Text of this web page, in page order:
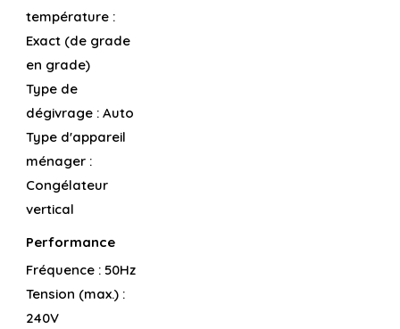
température :
Exact (de grade
en grade)
Type de
dégivrage : Auto
Type d'appareil
ménager :
Congélateur
vertical
Performance
Fréquence : 50Hz
Tension (max.) :
240V